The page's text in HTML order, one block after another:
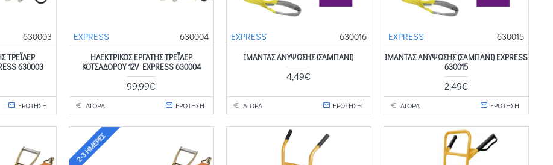
630003
ΤΡΕΪΛΕΡ
630003
ΕΡΩΤΗΣΗ
EXPRESS 630004
ΗΛΕΚΤΡΙΚΟΣ ΕΡΓΑΤΗΣ ΤΡΕΪΛΕΡ
ΚΟΤΣΑΔΟΡΟΥ 12V EXPRESS 630004
99,99€
ΑΓΟΡΑ ΕΡΩΤΗΣΗ
EXPRESS 630016
ΙΜΑΝΤΑΣ ΑΝΥΨΩΣΗΣ (ΣΑΜΠΑΝΙ)
4,49€
ΑΓΟΡΑ ΕΡΩΤΗΣΗ
EXPRESS 630015
ΙΜΑΝΤΑΣ ΑΝΥΨΩΣΗΣ (ΣΑΜΠΑΝΙ) EXPRESS
630015
2,49€
ΑΓΟΡΑ ΕΡΩΤΗΣΗ
2-3 ΗΜΈΡΕΣ